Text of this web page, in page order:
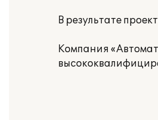
В результате
Компания